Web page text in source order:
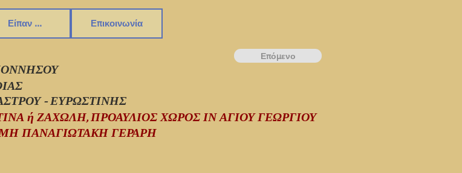
Είπαν ... Επικοινωνία
Επόμενο
- ΕΥΡΩΣΤΙΝΗΣ
ή ΖΑΧΩΛΗ, ΠΡΟΑΥΛΙΟΣ ΧΩΡΟΣ ΙΝ ΑΓΙΟΥ ΓΕΩΡΓΙΟΥ
ΠΑΝΑΓΙΩΤΑΚΗ ΓΕΡΑΡΗ